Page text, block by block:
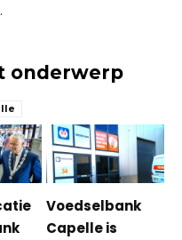
.
onderwerp
Voedselbank
Capelle is